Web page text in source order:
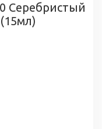
Серебристый